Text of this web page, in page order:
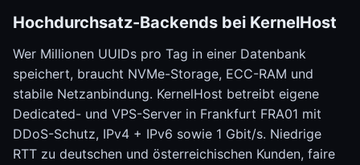
Hochdurchsatz-Backends bei KernelHost
Wer Millionen UUIDs pro Tag in einer Datenbank
speichert, braucht NVMe-Storage, ECC-RAM und
stabile Netzanbindung. KernelHost betreibt eigene
Dedicated- und VPS-Server in Frankfurt FRA01 mit
DDoS-Schutz, IPv4 + IPv6 sowie 1 Gbit/s. Niedrige
RTT zu deutschen und österreichischen Kunden, faire